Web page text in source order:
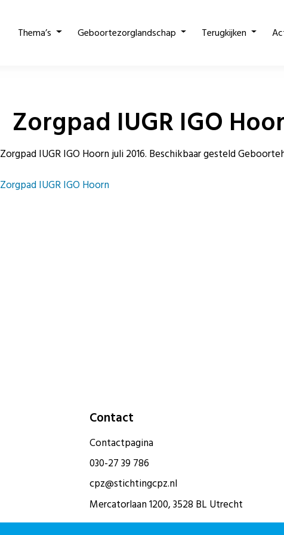
Thema’s Geboortezorglandschap Terugkijken
Zorgpad IUGR IGO
Zorgpad IUGR IGO Hoorn juli 2016. Beschikbaar gesteld
Zorgpad IUGR IGO Hoorn
Contact
Contactpagina
030-27 39 786
cpz@stichtingcpz.nl
Mercatorlaan 1200, 3528 BL Utrecht